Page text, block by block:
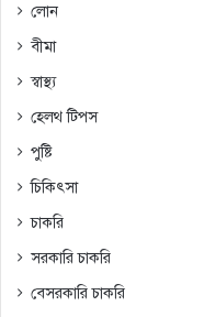
লোন
বীমা
স্বাস্থ্য
হেলথ টিপস
পুষ্টি
চিকিৎসা
চাকরি
সরকারি চাকরি
বেসরকারি চাকরি